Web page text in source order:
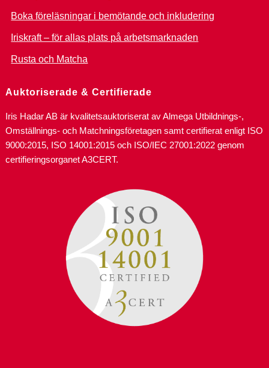
Boka föreläsningar i bemötande och inkludering
Iriskraft – för allas plats på arbetsmarknaden
Rusta och Matcha
Auktoriserade & Certifierade
Iris Hadar AB är kvalitetsauktoriserat av Almega Utbildnings-,
Omställnings- och Matchningsföretagen samt certifierat enligt ISO
9000:2015, ISO 14001:2015 och ISO/IEC 27001:2022 genom
certifieringsorganet A3CERT.